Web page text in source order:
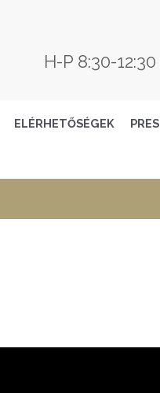
H-P 8:30-
ELÉRHETŐSÉGEK